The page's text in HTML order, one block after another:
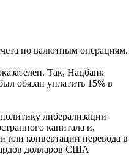
по валютным операциям.
Так, Нацбанк
обязан уплатить 15% в
либерализации
капитала и,
или конвертации перевода в
долларов США